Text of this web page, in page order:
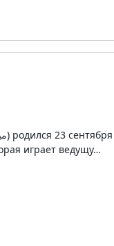
играет ведущу…